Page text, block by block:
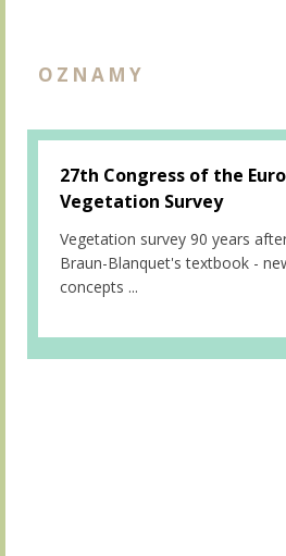
OZNAMY
27th Congress of the
Vegetation Survey
Vegetation survey 90 years
Braun-Blanquet's textbook -
concepts ...